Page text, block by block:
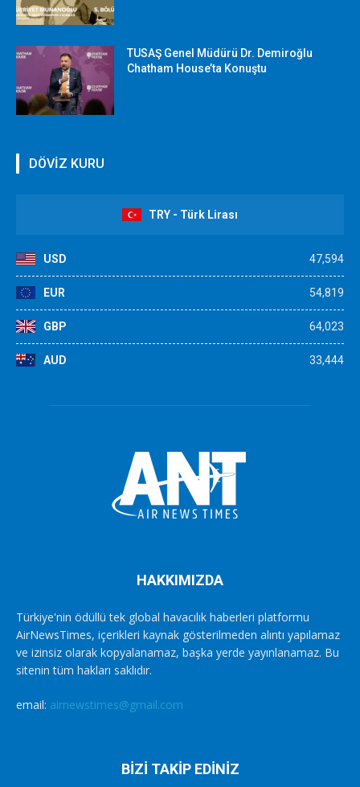
TUSAŞ Genel Müdürü Dr. Demiroğlu
Chatham House’ta Konuştu
DÖVİZ KURU
TRY - Türk Lirası
USD 47,594
EUR 54,819
GBP 64,023
AUD 33,444
HAKKIMIZDA
Türkiye'nin ödüllü tek global havacılık haberleri platformu
AirNewsTimes, içerikleri kaynak gösterilmeden alıntı yapılamaz
ve izinsiz olarak kopyalanamaz, başka yerde yayınlanamaz. Bu
sitenin tüm hakları saklıdır.
email: airnewstimes@gmail.com
BİZİ TAKİP EDİNİZ